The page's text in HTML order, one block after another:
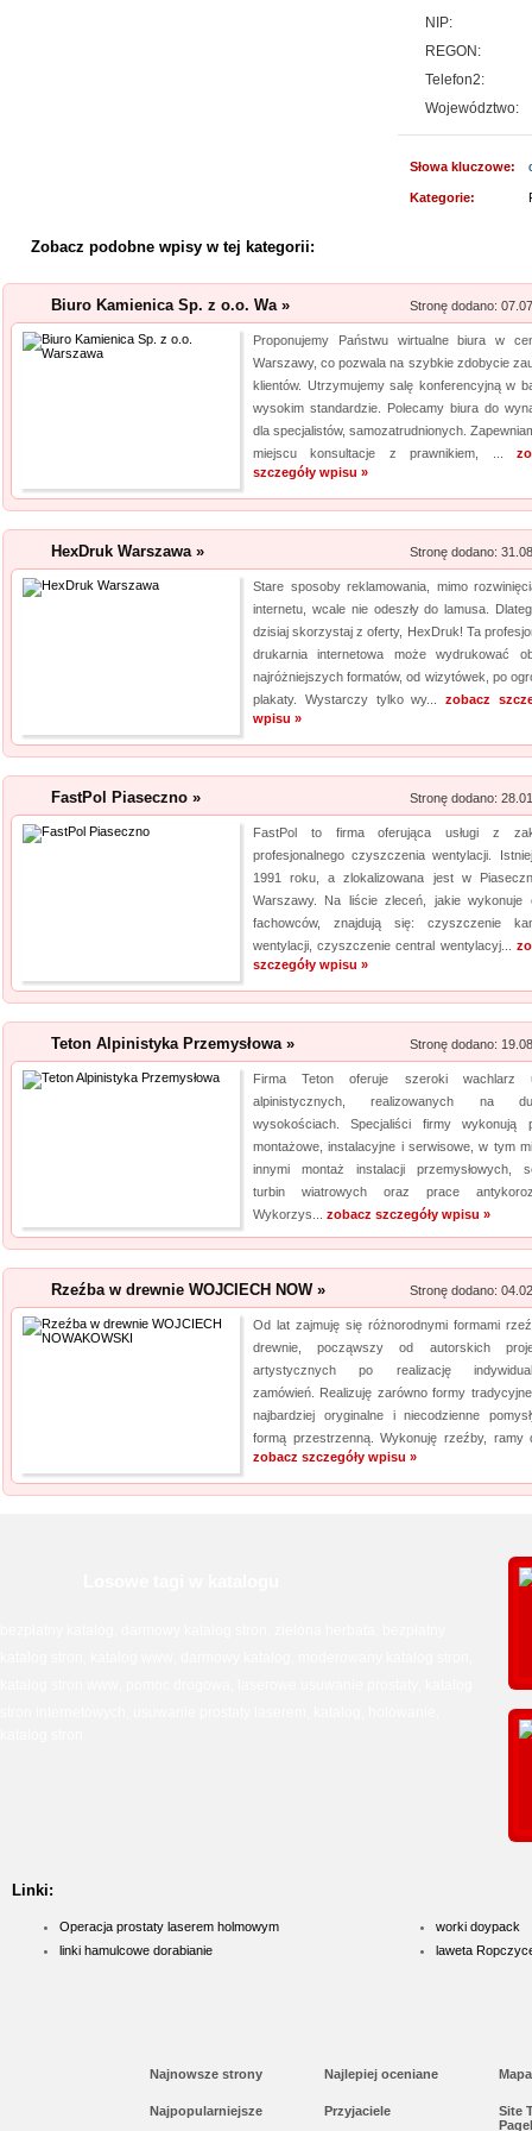
Profile aluminiowe
także laserowe usuwanie
laserowa jest powszechna.
Kalendarz
Szukasz przykuwających
mysz? Niezwłocznie
Producent
Szukasz godnego zaufania
przejrzyj naszą propozycję.
pasteryzacji i szereg innych
NIP:
REGON:
Telefon2:
Województwo:
Słowa kluczowe:
Kategorie:
Zobacz podobne wpisy w tej kategorii:
Biuro Kamienica Sp. z o.o. Wa » Stronę dodano:
Proponujemy Państwu wirtualne biura w
Warszawy, co pozwala na szybkie zdobycie
klientów. Utrzymujemy salę konferencyjną w
wysokim standardzie. Polecamy biura do
dla specjalistów, samozatrudnionych.
miejscu konsultacje z prawnikiem, ...
szczegóły wpisu »
HexDruk Warszawa » Stronę dodano:
Stare sposoby reklamowania, mimo
internetu, wcale nie odeszły do lamusa.
dzisiaj skorzystaj z oferty, HexDruk! Ta
drukarnia internetowa może wydrukować
najróżniejszych formatów, od wizytówek, po
plakaty. Wystarczy tylko wy...zobacz
wpisu »
FastPol Piaseczno » Stronę dodano:
FastPol to firma oferująca usługi z
profesjonalnego czyszczenia wentylacji.
1991 roku, a zlokalizowana jest w
Warszawy. Na liście zleceń, jakie wykonuje
fachowców, znajdują się: czyszczenie
wentylacji, czyszczenie central wentylacyj...
szczegóły wpisu »
Teton Alpinistyka Przemysłowa » Stronę dodano:
Firma Teton oferuje szeroki wachlarz
alpinistycznych, realizowanych na
wysokościach. Specjaliści firmy wykonują
montażowe, instalacyjne i serwisowe, w tym
innymi montaż instalacji przemysłowych,
turbin wiatrowych oraz prace
Wykorzys... zobacz szczegóły wpisu »
Rzeźba w drewnie WOJCIECH NOW » Stronę dodano:
Od lat zajmuję się różnorodnymi formami
drewnie, począwszy od autorskich
artystycznych po realizację
zamówień. Realizuję zarówno formy
najbardziej oryginalne i niecodzienne
formą przestrzenną. Wykonuję rzeźby, ramy
zobacz szczegóły wpisu »
Linki:
Operacja prostaty laserem holmowym
linki hamulcowe dorabianie
worki doypack
laweta
Najnowsze strony Najlepiej oceniane
Najpopularniejsze Przyjaciele
Site